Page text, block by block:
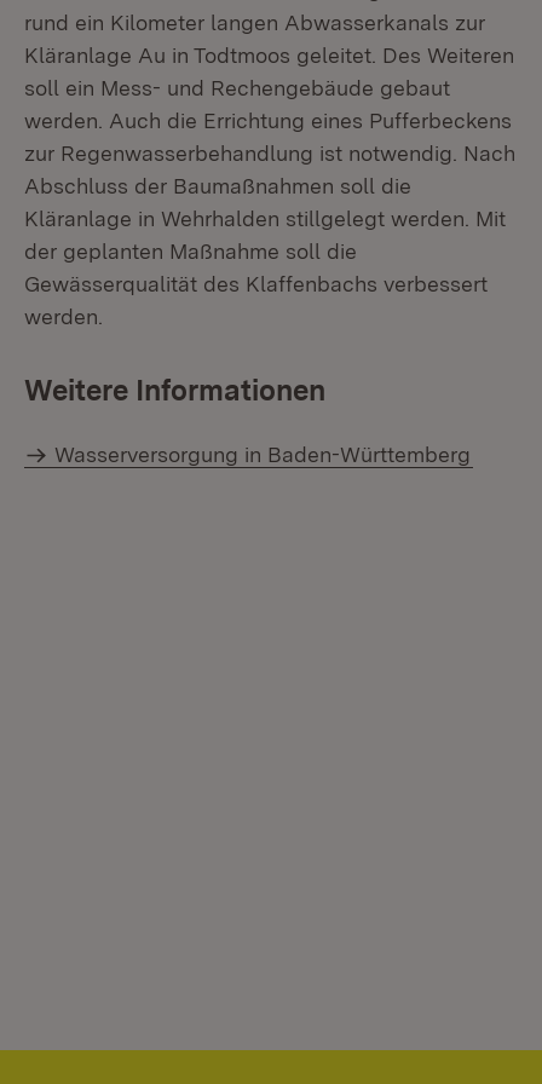
rund ein Kilometer langen Abwasserkanals zur
Kläranlage Au in Todtmoos geleitet. Des Weiteren
soll ein Mess- und Rechengebäude gebaut
werden. Auch die Errichtung eines Pufferbeckens
zur Regenwasserbehandlung ist notwendig. Nach
Abschluss der Baumaßnahmen soll die
Kläranlage in Wehrhalden stillgelegt werden. Mit
der geplanten Maßnahme soll die
Gewässerqualität des Klaffenbachs verbessert
werden.
Weitere Informationen
Wasserversorgung in Baden-Württemberg